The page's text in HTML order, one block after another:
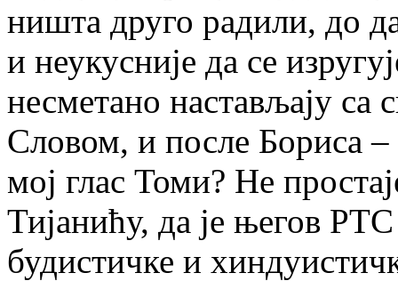
ништа друго радили, до
и неукусније да се
несметано настављају
Словом, и после Бориса
мој глас Томи? Не
Тијанићу, да је његов
будистичке и